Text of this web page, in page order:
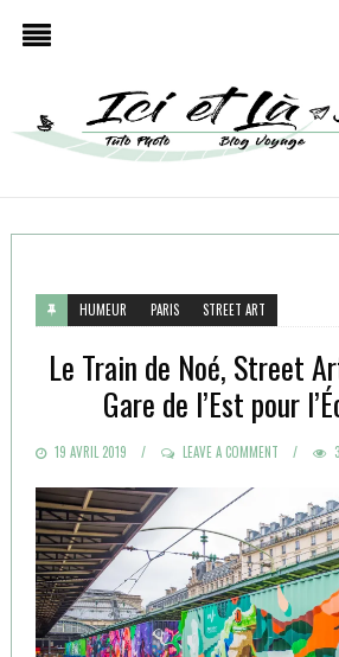
HUMEUR PARIS STREET ART
Le Train de Noé, Street
Gare de l’Est pour
POSTED
19 AVRIL 2019 LEAVE A COMMENT